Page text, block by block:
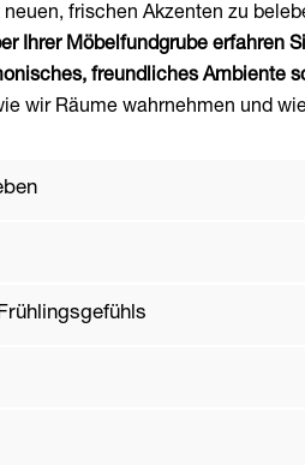
frischen Akzenten zu
Ihrer Möbelfundgrube erfahren
freundliches Ambiente
wir Räume wahrnehmen und